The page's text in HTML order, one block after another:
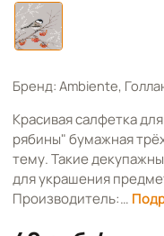
Бренд: Ambiente,
Красивая салфетка
рябины" бумажная
тему. Такие
для украшения
Производитель:…